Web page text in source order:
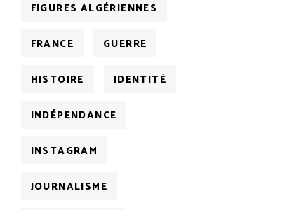
FIGURES ALGÉRIENNES
FRANCE GUERRE
HISTOIRE IDENTITÉ
INDÉPENDANCE
INSTAGRAM
JOURNALISME